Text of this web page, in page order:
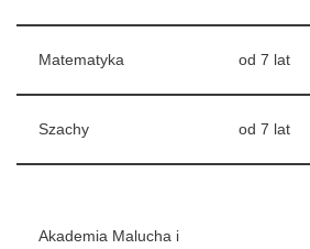
Matematyka od 7 lat
Szachy od 7 lat
Akademia Malucha i